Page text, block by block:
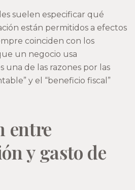
suelen especificar qué
están permitidos a efectos
coinciden con los
un negocio usa
una de las razones por las
y el “beneficio fiscal”
entre
y gasto de